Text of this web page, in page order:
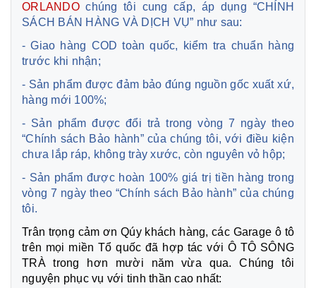
ORLANDOchúng tôi cung cấp, áp dụng “CHÍNH
SÁCH BÁN HÀNG VÀ DỊCH VỤ” như sau:
- Giao hàng COD toàn quốc, kiểm tra chuẩn hàng
trước khi nhận;
- Sản phẩm được đảm bảo đúng nguồn gốc xuất xứ,
hàng mới 100%;
- Sản phẩm được đổi trả trong vòng 7 ngày theo
“Chính sách Bảo hành” của chúng tôi, với điều kiện
chưa lắp ráp, không trày xước, còn nguyên vỏ hộp;
- Sản phẩm được hoàn 100% giá trị tiền hàng trong
vòng 7 ngày theo “Chính sách Bảo hành” của chúng
tôi.
Trân trọng cảm ơn Qúy khách hàng, các Garage ô tô
trên mọi miền Tổ quốc đã hợp tác với Ô TÔ SÔNG
TRÀ trong hơn mười năm vừa qua. Chúng tôi
nguyện phục vụ với tinh thần cao nhất: